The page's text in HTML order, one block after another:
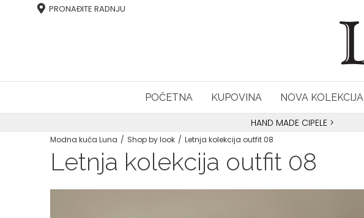
PRONAĐITE RADNJU
POČETNA KUPOVINA NOVA KOLEKCIJA
HAND MADE CIPELE >
Modna kuća Luna Shop by look Letnja kolekcija outfit 08
Letnja kolekcija outfit 08